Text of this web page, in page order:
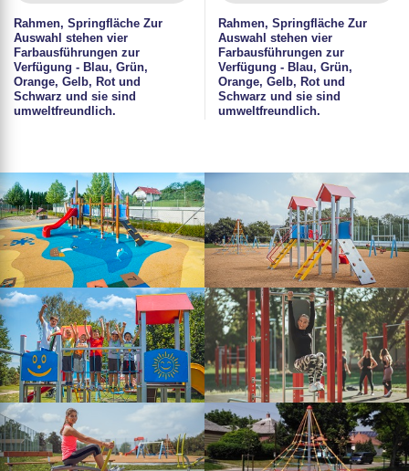
Rahmen, Springfläche Zur
Auswahl stehen vier
Farbausführungen zur
Verfügung - Blau, Grün,
Orange, Gelb, Rot und
Schwarz und sie sind
umweltfreundlich.
Rahmen, Springfläche Zur
Auswahl stehen vier
Farbausführungen zur
Verfügung - Blau, Grün,
Orange, Gelb, Rot und
Schwarz und sie sind
umweltfreundlich.